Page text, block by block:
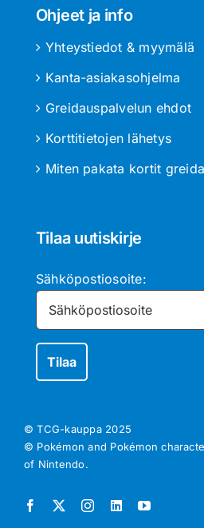
Ohjeet ja info
Yhteystiedot & myymälä
Kanta-asiakasohjelma
Greidauspalvelun ehdot
Korttitietojen lähetys
Miten pakata kortit
Tilaa uutiskirje
Sähköpostiosoite:
© TCG-kauppa 2025
© Pokémon and Pokémon
of Nintendo.